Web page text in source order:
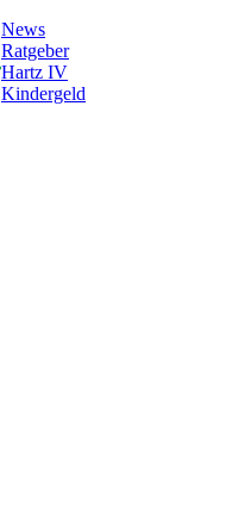
News
Ratgeber
Hartz IV
Kindergeld